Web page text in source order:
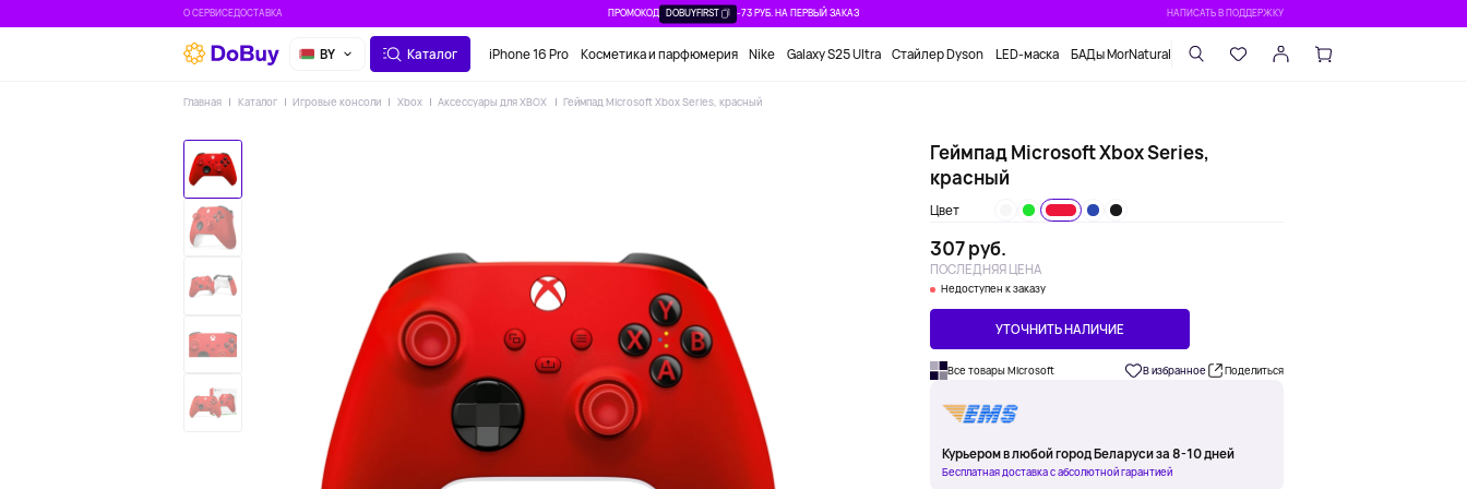
О СЕРВИСЕДОСТАВКА ПРОМОКОД DOBUYFIRST -73 РУБ. НА ПЕРВЫЙ ЗАКАЗ НАПИСАТЬ В ПОДДЕРЖКУ
BY Каталог iPhone 16 Pro Косметика и парфюмерия Nike Galaxy S25 Ultra Стайлер Dyson LED-маска БАДы MorNatural
Главная Каталог Игровые консоли Xbox Аксессуары для XBOX Геймпад Microsoft Xbox Series, красный
Геймпад Microsoft Xbox Series,
красный
Цвет
307 руб.
ПОСЛЕДНЯЯ ЦЕНА
Недоступен к заказу
УТОЧНИТЬ НАЛИЧИЕ
Все товары Microsoft В избранное Поделиться
Курьером в любой город Беларуси за 8-10 дней
Бесплатная доставка с абсолютной гарантией